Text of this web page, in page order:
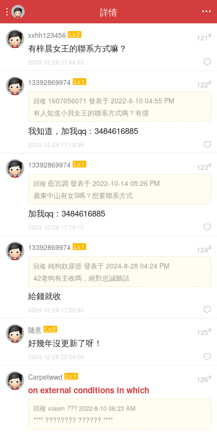
 詳情 
121#
xxhh123456 Lv.2
有梓晨女王的聯系方式嘛？

2024-12-28 01:44:03
122#
13392869974 Lv.1
回複 1607056071 發表于 2022-6-10 04:55 PM
有人知道小貝女王的聯系方式嗎？有償
我知道，加我qq：3484616885

2024-12-28 17:18:36
123#
13392869974 Lv.1
回複 藍宮調 發表于 2022-10-14 05:26 PM
廣東中山有女S嗎？想要聯系方式
加我qq：3484616885

2024-12-28 17:19:10
124#
13392869974 Lv.1
回複 純狗奴尿壺 發表于 2024-8-28 04:24 PM
42老狗有主收嗎，絕對忠誠聽話
給錢就收

2024-12-28 17:22:40
125#
随意 Lv.2
好幾年沒更新了呀！

2024-12-28 22:04:06
126#
Carpetwwd Lv.1
on external conditions in which
回複 xiaom ??? 2022-8-10 06:23 AM
**** ???????? ?????? ****